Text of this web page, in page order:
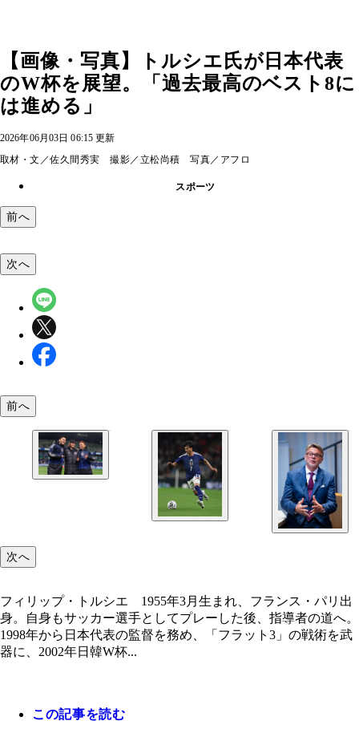
【画像・写真】トルシエ氏が日本代表
のW杯を展望。「過去最高のベスト8に
は進める」
2026年06月03日 06:15 更新
取材・文／佐久間秀実 撮影／立松尚積 写真／アフロ
スポーツ
前へ
トルシエ氏が注目選手に挙げた、（左から）遠藤
保、長友。経験豊富なメンバーがお互いをカバー
W杯での活躍が期待された三笘は、現地時間5月9
合で左太ももの裏を負傷。全治約2ヵ月と診断され
次へ
前へ
次へ
フィリップ・トルシエ 1955年3月生まれ、フランス・パリ出
身。自身もサッカー選手としてプレーした後、指導者の道へ。
1998年から日本代表の監督を務め、「フラット3」の戦術を武
器に、2002年日韓W杯...
この記事を読む